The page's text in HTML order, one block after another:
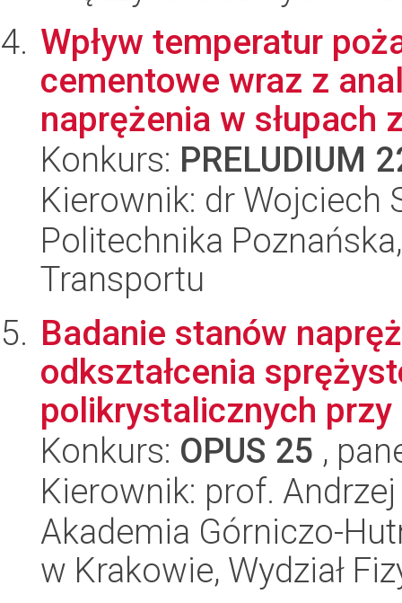
Wpływ temperatur
cementowe wraz z
naprężenia w słupach
Konkurs: PRELUDIUM
Kierownik: dr Wojciech
Politechnika
Transportu
Badanie stanów
odkształcenia
polikrystalicznych przy
Konkurs: OPUS 25 ,
Kierownik: prof.
Akademia Górniczo-
w Krakowie, Wydział